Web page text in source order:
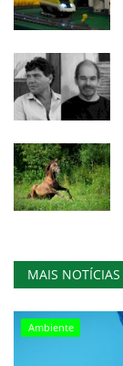
MAIS NOTÍCIAS
Ambiente